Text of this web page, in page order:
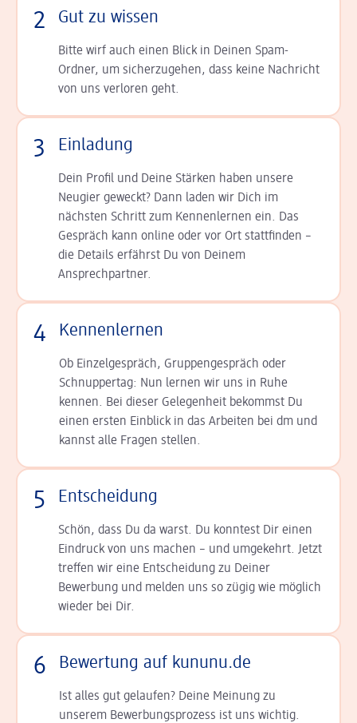
2 Gut zu wissen
Bitte wirf auch einen Blick in Deinen Spam-
Ordner, um sicherzugehen, dass keine Nachricht
von uns verloren geht.
3 Einladung
Dein Profil und Deine Stär­ken haben unsere
Neugier geweckt? Dann laden wir Dich im
nächsten Schritt zum Kennen­lernen ein. Das
Gespräch kann online oder vor Ort statt­finden –
die Details er­fährst Du von Deinem
Ansprechpartner.
4 Kennenlernen
Ob Einzelgespräch, Grup­pen­gespräch oder
Schnup­per­tag: Nun lernen wir uns in Ruhe
kennen. Bei dieser Gelegenheit bekommst Du
einen ersten Einblick in das Arbeiten bei dm und
kannst alle Fragen stellen.
5 Entscheidung
Schön, dass Du da warst. Du konntest Dir einen
Ein­druck von uns machen – und umgekehrt. Jetzt
tref­fen wir eine Entscheidung zu Deiner
Bewerbung und melden uns so zügig wie möglich
wieder bei Dir.
6 Bewertung auf kununu.de
Ist alles gut gelaufen? Deine Meinung zu
unserem Bewerbungsprozess ist uns wichtig.